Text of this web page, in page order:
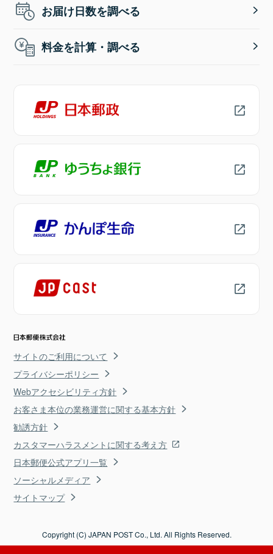
お届け日数を調べる
料金を計算・調べる
サイトのご利用について
プライバシーポリシー
Webアクセシビリティ方針
お客さま本位の業務運営に関する基本方針
勧誘方針
カスタマーハラスメントに関する考え方
日本郵便公式アプリ一覧
ソーシャルメディア
サイトマップ
Copyright (C) JAPAN POST Co., Ltd. All Rights Reserved.